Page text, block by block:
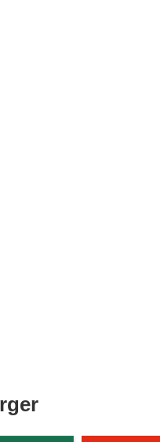
Télécharger